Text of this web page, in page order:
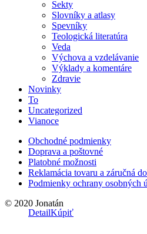
DetailKúpiť
Sekty
Slovníky a atlasy
Spevníky
Teologická literatúra
Veda
Výchova a vzdelávanie
Výklady a komentáre
Zdravie
Novinky
To
Uncategorized
Vianoce
Obchodné podmienky
Doprava a poštovné
Platobné možnosti
Reklamácia tovaru a záručná
Podmienky ochrany osobných
© 2020 Jonatán